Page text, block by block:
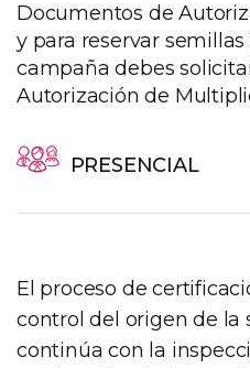
Documentos de
y para reservar
campaña debes
Autorización de
PRESENCIAL
El proceso de
control del origen de la
continúa con la